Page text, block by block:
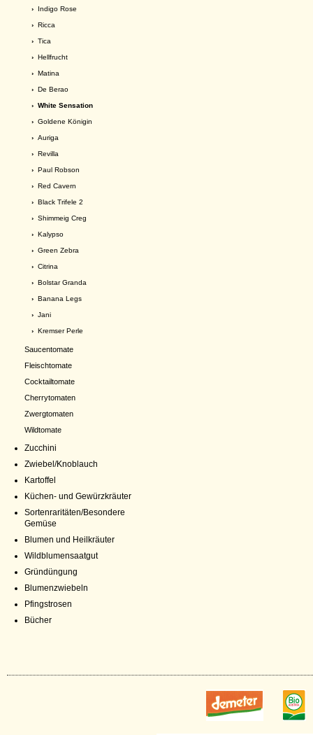
› Indigo Rose
› Ricca
› Tica
› Hellfrucht
› Matina
› De Berao
› White Sensation
› Goldene Königin
› Auriga
› Revilla
› Paul Robson
› Red Cavern
› Black Trifele 2
› Shimmeig Creg
› Kalypso
› Green Zebra
› Citrina
› Bolstar Granda
› Banana Legs
› Jani
› Kremser Perle
Saucentomate
Fleischtomate
Cocktailtomate
Cherrytomaten
Zwergtomaten
Wildtomate
Zucchini
Zwiebel/Knoblauch
Kartoffel
Küchen- und Gewürzkräuter
Sortenraritäten/Besondere
Gemüse
Blumen und Heilkräuter
Wildblumensaatgut
Gründüngung
Blumenzwiebeln
Pfingstrosen
Bücher